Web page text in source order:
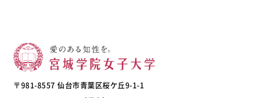
〒981-8557 仙台市青葉区桜ケ丘9-1-1